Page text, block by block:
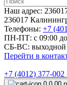
Наш адрес:
236017
Телефоны: +7
ПН-ПТ: с 09:00
СБ-ВС: выходной
Перейти в
+7 (4012) 377-002